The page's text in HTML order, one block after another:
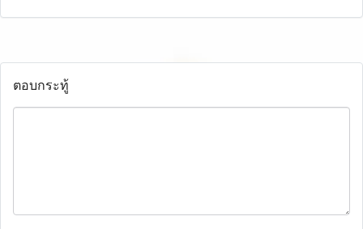
ตอบกระทู้